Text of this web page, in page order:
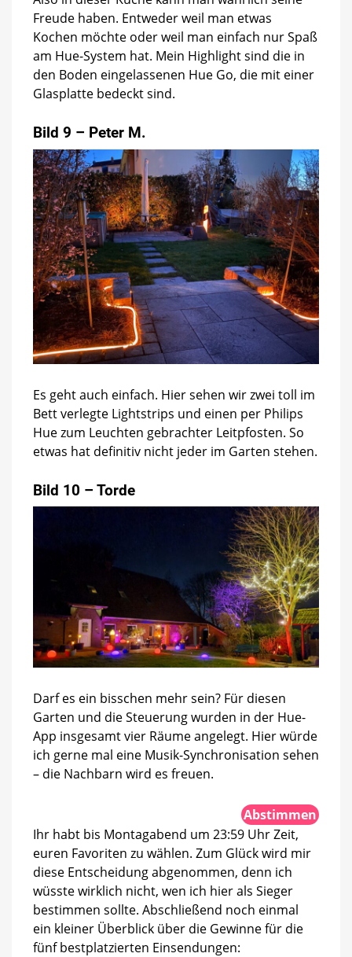
Freude haben. Entweder weil man etwas
Kochen möchte oder weil man einfach nur Spaß
am Hue-System hat. Mein Highlight sind die in
den Boden eingelassenen Hue Go, die mit einer
Glasplatte bedeckt sind.
Bild 9 – Peter M.
Es geht auch einfach. Hier sehen wir zwei toll im
Bett verlegte Lightstrips und einen per Philips
Hue zum Leuchten gebrachter Leitpfosten. So
etwas hat definitiv nicht jeder im Garten stehen.
Bild 10 – Torde
Darf es ein bisschen mehr sein? Für diesen
Garten und die Steuerung wurden in der Hue-
App insgesamt vier Räume angelegt. Hier würde
ich gerne mal eine Musik-Synchronisation sehen
– die Nachbarn wird es freuen.
Abstimmen
Ihr habt bis Montagabend um 23:59 Uhr Zeit,
euren Favoriten zu wählen. Zum Glück wird mir
diese Entscheidung abgenommen, denn ich
wüsste wirklich nicht, wen ich hier als Sieger
bestimmen sollte. Abschließend noch einmal
ein kleiner Überblick über die Gewinne für die
fünf bestplatzierten Einsendungen: